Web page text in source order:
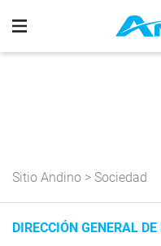
Sitio Andino > Sociedad
DIRECCIÓN GENERAL